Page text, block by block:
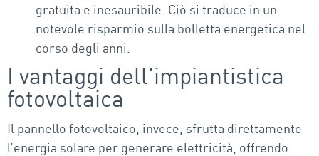
gratuita e inesauribile. Ciò si traduce in un
notevole risparmio sulla bolletta energetica nel
corso degli anni.
I vantaggi dell'impiantistica
fotovoltaica
Il pannello fotovoltaico, invece, sfrutta direttamente
l’energia solare per generare elettricità, offrendo